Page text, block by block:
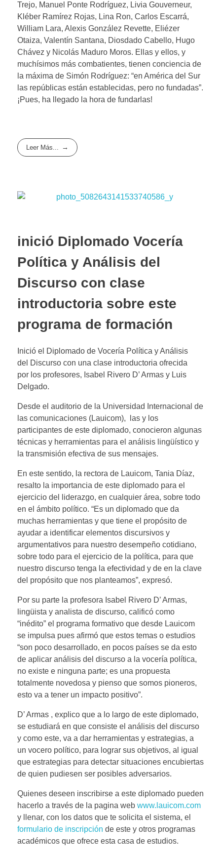
Trejo, Manuel Ponte Rodríguez, Livia Gouverneur,
Kléber Ramírez Rojas, Lina Ron, Carlos Escarrá,
William Lara, Alexis González Revette, Eliézer
Otaiza, Valentín Santana, Diosdado Cabello, Hugo
Chávez y Nicolás Maduro Moros. Ellas y ellos, y
muchísimos más combatientes, tienen conciencia de
la máxima de Simón Rodríguez: “en América del Sur
las repúblicas están establecidas, pero no fundadas”.
¡Pues, ha llegado la hora de fundarlas!
Leer Más...
inició Diplomado Vocería
Política y Análisis del
Discurso con clase
introductoria sobre este
programa de formación
Inició el Diplomado de Vocería Política y Análisis
del Discurso con una clase introductoria ofrecida
por los profesores, Isabel Rivero D’ Armas y Luis
Delgado.
Desde el auditorio de la Universidad Internacional de
las comunicaciones (Lauicom), las y los
participantes de este diplomado, conocieron algunas
técnicas y herramientas para el análisis lingüístico y
la transmisión efectiva de sus mensajes.
En este sentido, la rectora de Lauicom, Tania Díaz,
resalto la importancia de este diplomado para el
ejercicio del liderazgo, en cualquier área, sobre todo
en el ámbito político. “Es un diplomado que da
muchas herramientas y que tiene el propósito de
ayudar a identificar elementos discursivos y
argumentativos para nuestro desempeño cotidiano,
sobre todo para el ejercicio de la política, para que
nuestro discurso tenga la efectividad y de en la clave
del propósito que nos planteamos”, expresó.
Por su parte la profesora Isabel Rivero D’ Armas,
lingüista y analista de discurso, calificó como
“inédito” el programa formativo que desde Lauicom
se impulsa pues afirmó que estos temas o estudios
“son poco desarrollado, en pocos países se da esto
de aplicar análisis del discurso a la vocería política,
no existe e ninguna parte; es una propuesta
totalmente novedosa y pienso que somos pioneros,
esto va a tener un impacto positivo”.
D’ Armas , explico que a lo largo de este diplomado,
se estudiará en que consiste el análisis del discurso
y como este, va a dar herramientas y estrategias, a
un vocero político, para lograr sus objetivos, al igual
que estrategias para detectar situaciones encubiertas
de quien pudiesen ser posibles adversarios.
Quienes deseen inscribirse a este diplomado pueden
hacerlo a través de la pagina web www.lauicom.com
y llenar, con los datos que te solicita el sistema, el
formulario de inscripción de este y otros programas
académicos que ofrece esta casa de estudios.